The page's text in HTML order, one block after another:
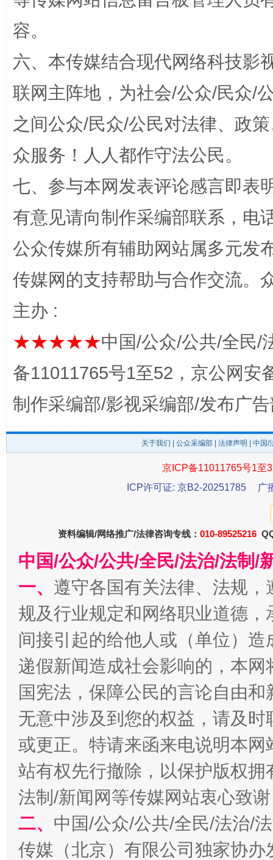
完善运行机制助力责任有效落实 一纸欠
东山县通报“牛蛙产品抗生素超标问题” 法
千年窑火 生生不息 一
揭开“小金库”的免责幌子
受贿1.44亿！段成刚被判无期 从幼
容。
六、本传媒结合现代网络科技影
联网主阵地，为社会/公众/民众/
之间公众/民众/公民对法律、政
众服务！人人都作守法公民。
七、参与本网发表评论感言即表
有意见请向制作采编部联系，电
公众传媒所有辅助网站属多元发
传媒网的支持帮助与合作交流。
主办 :
★★★★★中国/公众/公共/全民/
备11011765号1至52，京公网安
制作采编部/影视采编部/发布广
关于我们 公众采编部 法律声明 | 中国
京ICP备11011765号1至
ICP许可证: 京B2-20251785
广
资料编辑/网络推广/法律咨询专线： 010-89525216
中国/公众/公共/全民/法治/法制/
一、 遵守各国有关法律、法规
规及行业规定和网络职业道德
间接引起的给他人或（单位）
递假新闻造成社会影响的，本
国宪法，保障公民的言论自由
无意中涉及到您的权益，请及
或更正。特请来函来电说明本
站有权先行撤除，以保护版权
法制/新闻网等传媒网站衷心致
二、 中国/公众/公共/全民/法治/
传媒（北京）有限公司独家协